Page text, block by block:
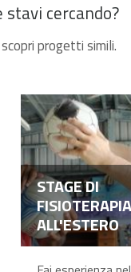
cercando?
progetti simili.
STAGE DI
FISIOTERAPIA
ALL'ESTERO